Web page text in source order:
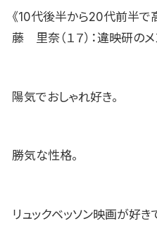
《10代後半から20代前半で
藤 里奈（１７）：違映研のメ
陽気でおしゃれ好き。
勝気な性格。
リュックベッソン映画が好